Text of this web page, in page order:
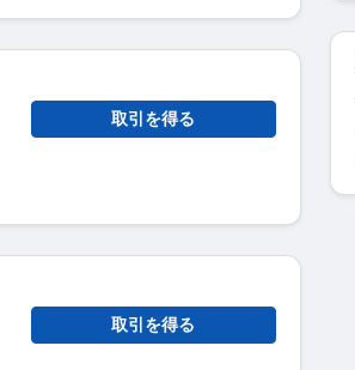
取引を得る
取引を得る